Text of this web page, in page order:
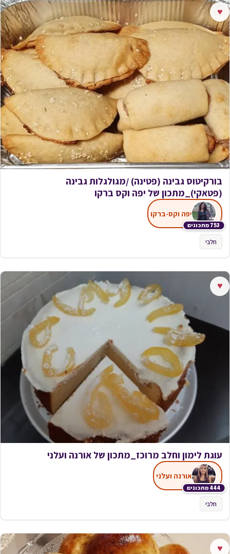
♥
בורקיטוס גבינה (פטינה) /מגולגלות גבינה
(פטאקי)_מתכון של יפה וקס ברקו
753 מתכונים
יפה וקס-ברקו
חלבי
♥
עוגת לימון וחלב מרוכז_מתכון של אורנה ועלני
444 מתכונים
אורנה ועלני
חלבי
♥